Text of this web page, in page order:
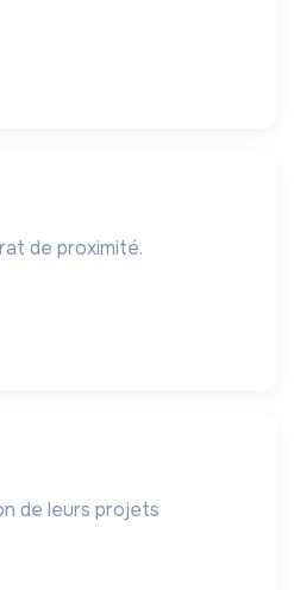
de proximité.
de leurs projets